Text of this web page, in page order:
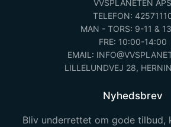
VVSPLANETEN APS
TELEFON:
MAN - TORS: 9-11 &
FRE: 10:00-14:00
EMAIL:
LILLELUNDVEJ 28,
Nyhedsbrev
Bliv underrettet om gode tilbud,